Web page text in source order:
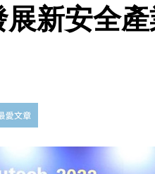
新安全